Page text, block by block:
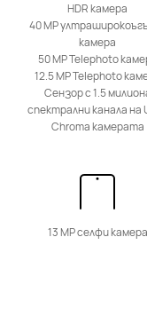
nova Series
HDR камера
40 MP
камера
50 MP Telephoto
12.5 MP Telephoto
Сензор с 1.5
спектрални канала на
Chroma камерата
13 MP селфи камера